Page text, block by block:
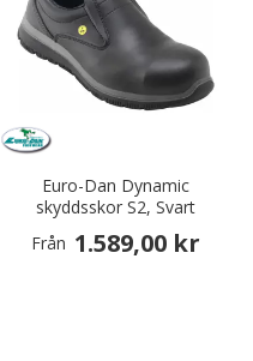
Euro-Dan Dynamic
skyddsskor S2, Svart
Från 1.589,00 kr